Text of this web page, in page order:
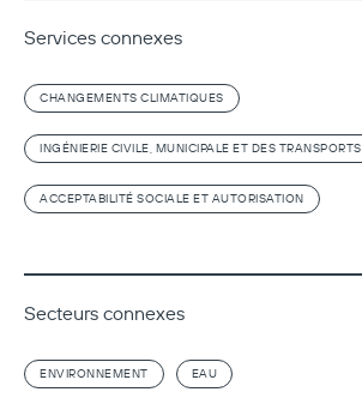
Services connexes
CHANGEMENTS CLIMATIQUES
INGÉNIERIE CIVILE, MUNICIPALE ET DES TRANSPORTS
ACCEPTABILITÉ SOCIALE ET AUTORISATION
Secteurs connexes
ENVIRONNEMENT EAU